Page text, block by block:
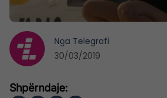
Nga Telegrafi
30/03/2019